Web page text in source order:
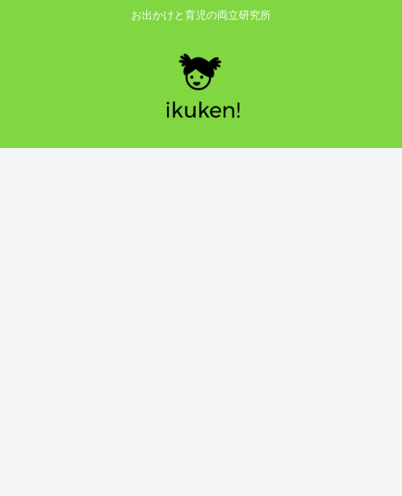
お出かけと育児の両立研究所